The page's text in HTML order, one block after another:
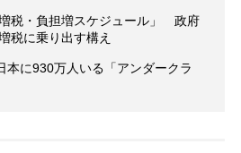
税・負担増スケジュール」 政府
税に乗り出す構え
本に930万人いる「アンダークラ